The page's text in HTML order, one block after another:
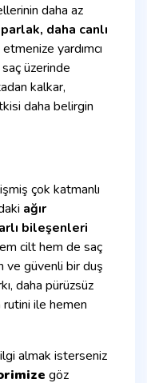
daha az
daha canlı
yardımcı
üzerinde
kalkar,
daha belirgin
çok katmanlı
ağır
bileşenleri
cilt hem de saç
ve güvenli bir duş
daha pürüzsüz
rutini ile hemen
almak isterseniz
göz